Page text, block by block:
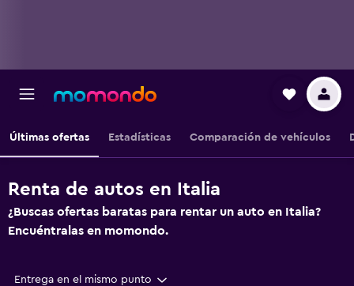
Últimas ofertas Estadísticas Comparación de vehículos
Renta de autos en Italia
¿Buscas ofertas baratas para rentar un auto en Italia?
Encuéntralas en momondo.
Entrega en el mismo punto